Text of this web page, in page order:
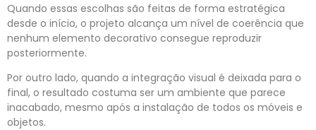
Quando essas escolhas são feitas de forma estratégica
desde o início, o projeto alcança um nível de coerência que
nenhum elemento decorativo consegue reproduzir
posteriormente.
Por outro lado, quando a integração visual é deixada para o
final, o resultado costuma ser um ambiente que parece
inacabado, mesmo após a instalação de todos os móveis e
objetos.